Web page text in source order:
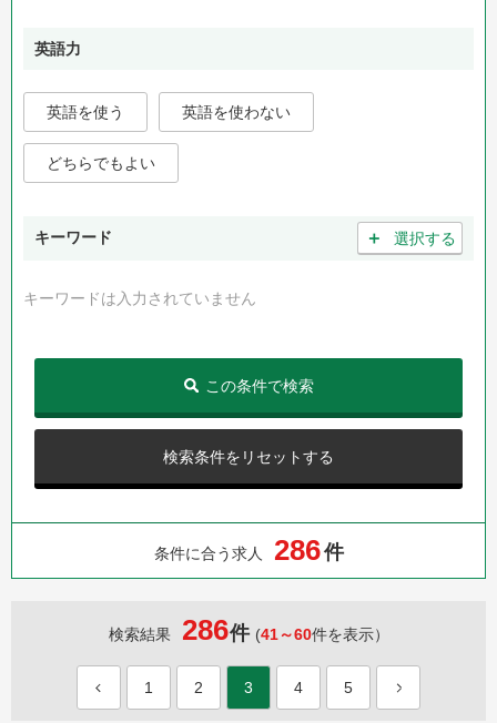
英語力
英語を使う 英語を使わない
どちらでもよい
キーワード ＋ 選択する
キーワードは入力されていません
検索条件をリセットする
この条件で検索
条件に合う求人 286件
検索結果 286件 (41～60件を表示）
1 2 3 4 5